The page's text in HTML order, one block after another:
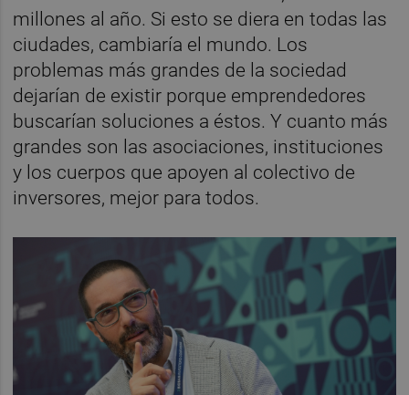
millones al año. Si esto se diera en todas las
ciudades, cambiaría el mundo. Los
problemas más grandes de la sociedad
dejarían de existir porque emprendedores
buscarían soluciones a éstos. Y cuanto más
grandes son las asociaciones, instituciones
y los cuerpos que apoyen al colectivo de
inversores, mejor para todos.